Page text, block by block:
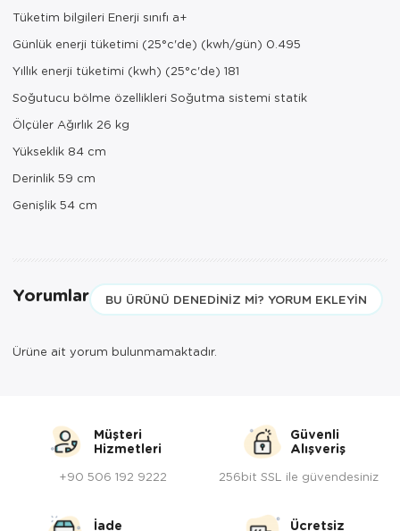
Tüketim bilgileri Enerji sınıfı a+
Günlük enerji tüketimi (25°c'de) (kwh/gün) 0.495
Yıllık enerji tüketimi (kwh) (25°c'de) 181
Soğutucu bölme özellikleri Soğutma sistemi statik
Ölçüler Ağırlık 26 kg
Yükseklik 84 cm
Derinlik 59 cm
Genişlik 54 cm
Yorumlar BU ÜRÜNÜ DENEDINIZ MI? YORUM EKLEYIN
Ürüne ait yorum bulunmamaktadır.
Müşteri
Hizmetleri
+90 506 192 9222
Güvenli
Alışveriş
256bit SSL ile güvendesiniz
İade
Ücretsiz